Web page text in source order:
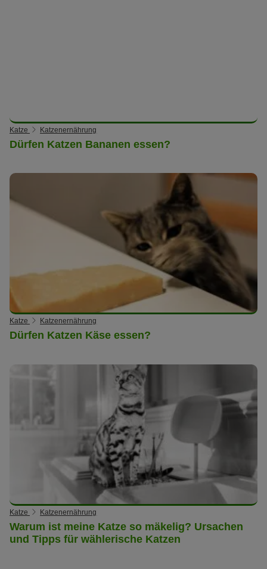
Katze Katzenernährung
Dürfen Katzen Bananen essen?
Katze Katzenernährung
Dürfen Katzen Käse essen?
Katze Katzenernährung
Warum ist meine Katze so mäkelig? Ursachen
und Tipps für wählerische Katzen